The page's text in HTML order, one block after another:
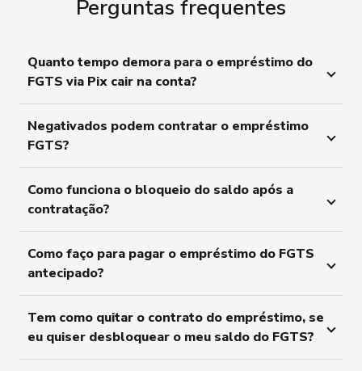
Perguntas frequentes
Quanto tempo demora para o empréstimo do
FGTS via Pix cair na conta?
Negativados podem contratar o empréstimo
FGTS?
Como funciona o bloqueio do saldo após a
contratação?
Como faço para pagar o empréstimo do FGTS
antecipado?
Tem como quitar o contrato do empréstimo, se
eu quiser desbloquear o meu saldo do FGTS?